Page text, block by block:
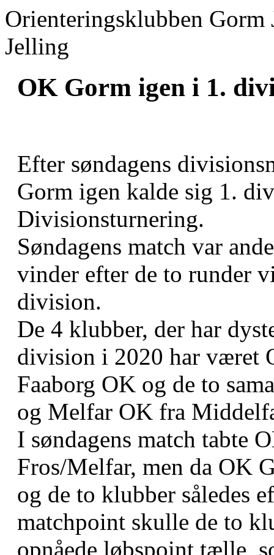
Orienteringsklubben
Jelling
OK Gorm igen i 1.
Efter søndagens
Gorm igen kalde sig 1.
Divisionsturnering.
Søndagens match var
vinder efter de to runder
division.
De 4 klubber, der har
division i 2020 har været
Faaborg OK og de to
og Melfar OK fra
I søndagens match tabte
Fros/Melfar, men da OK
og de to klubber således
matchpoint skulle de to
opnåede løbspoint tælle,